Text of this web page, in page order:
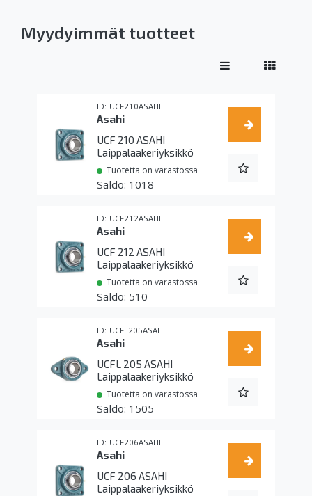
Myydyimmät tuotteet
UCF210ASAHI
Asahi
UCF 210 ASAHI
Laippalaakeriyksikkö
Tuotetta on varastossa
1018
UCF212ASAHI
Asahi
UCF 212 ASAHI
Laippalaakeriyksikkö
Tuotetta on varastossa
510
UCFL205ASAHI
Asahi
UCFL 205 ASAHI
Laippalaakeriyksikkö
Tuotetta on varastossa
1505
UCF206ASAHI
Asahi
UCF 206 ASAHI
Laippalaakeriyksikkö